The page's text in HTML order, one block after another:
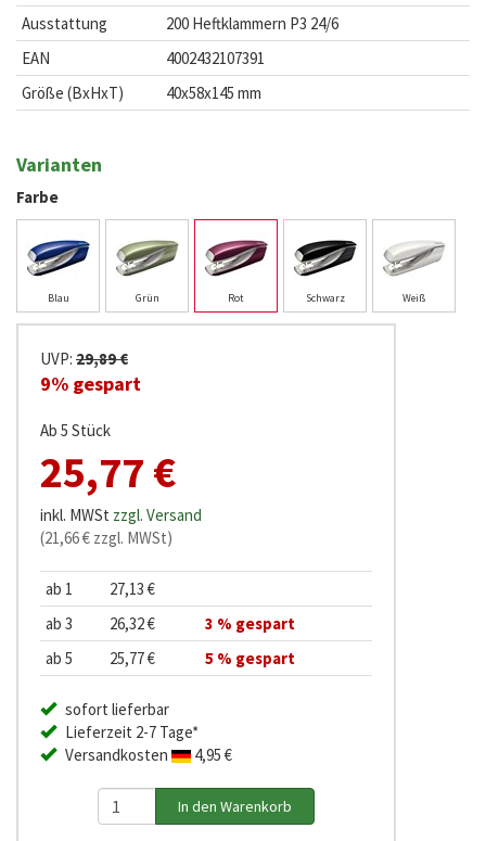
Ausstattung
200 Heftklammern P3 24/6
EAN
4002432107391
Größe (BxHxT)
40x58x145 mm
Varianten
Farbe
Blau Grün Rot Schwarz Weiß
UVP: 29,89 €
9% gespart
Ab 5 Stück
25,77 €
inkl. MWSt zzgl. Versand
(21,66 € zzgl. MWSt)
ab 1
27,13 €
ab 3
26,32 €
3 % gespart
ab 5
25,77 € 5 % gespart
sofort lieferbar
Lieferzeit 2-7 Tage*
Versandkosten
4,95 €